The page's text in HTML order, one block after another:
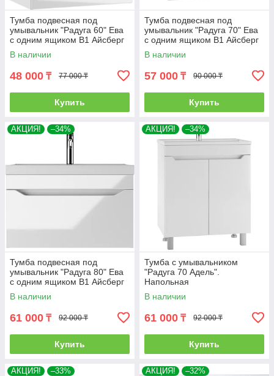
Тумба подвесная под
умывальник "Радуга 60" Ева
с одним ящиком В1 Айсберг
В наличии
48 000 ₸ 77 000 ₸
Купить
Тумба подвесная под
умывальник "Радуга 70" Ева
с одним ящиком В1 Айсберг
В наличии
57 000 ₸ 90 000 ₸
Купить
АКЦИЯ! –34%
Тумба подвесная под
умывальник "Радуга 80" Ева
с одним ящиком В1 Айсберг
В наличии
61 000 ₸ 92 000 ₸
Купить
АКЦИЯ! –34%
Тумба с умывальником
"Радуга 70 Адель".
Напольная
В наличии
61 000 ₸ 92 000 ₸
Купить
АКЦИЯ! –33% АКЦИЯ! –32%